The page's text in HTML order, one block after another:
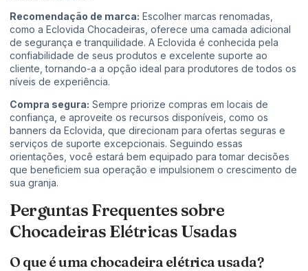
Recomendação de marca: Escolher marcas renomadas,
como a Eclovida Chocadeiras, oferece uma camada adicional
de segurança e tranquilidade. A Eclovida é conhecida pela
confiabilidade de seus produtos e excelente suporte ao
cliente, tornando-a a opção ideal para produtores de todos os
níveis de experiência.
Compra segura: Sempre priorize compras em locais de
confiança, e aproveite os recursos disponíveis, como os
banners da Eclovida, que direcionam para ofertas seguras e
serviços de suporte excepcionais. Seguindo essas
orientações, você estará bem equipado para tomar decisões
que beneficiem sua operação e impulsionem o crescimento de
sua granja.
Perguntas Frequentes sobre
Chocadeiras Elétricas Usadas
O que é uma chocadeira elétrica usada?